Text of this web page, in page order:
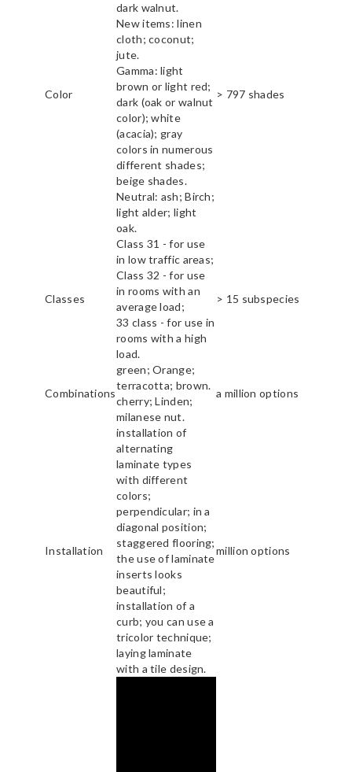
Color
dark walnut.
New items: linen
cloth; coconut;
jute.
Gamma: light
brown or light red;
dark (oak or walnut
color); white
(acacia); gray
colors in numerous
different shades;
beige shades.
Neutral: ash; Birch;
light alder; light
oak.
> 797 shades
Classes
Class 31 - for use
in low traffic areas;
Class 32 - for use
in rooms with an
average load;
33 class - for use in
rooms with a high
load.
> 15 subspecies
Combinations
green; Orange;
terracotta; brown.
cherry; Linden;
milanese nut.
a million options
Installation
installation of
alternating
laminate types
with different
colors;
perpendicular; in a
diagonal position;
staggered flooring;
the use of laminate
inserts looks
beautiful;
installation of a
curb; you can use a
tricolor technique;
laying laminate
with a tile design.
million options